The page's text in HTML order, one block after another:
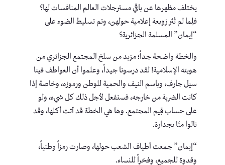
يختلف مظهرها عن باقي مسترجلات العالم المنافسات لها؟
فلِما لم تُثر زوبعة إعلامية حولهن، وتم تسليط الضوء على
“إيمان” المسلمة الجزائرية؟
والخطة واضحة جداً؛ مزيد من سلخ المجتمع الجزائري من
هويته الإسلامية! لقد درسونا جيداً، وعلموا أن العواطف فينا
سيل جارف، وباسم النيف والحمية للوطن ورموزه، وخاصة إذا
كانت الضربة من خارجه، فسنفعل لأجل ذلك كل شيء، ولو
على حساب قِيم المجتمع. وها هي الخطة قد آتت أكلها، وقد
نالوا منّا بجدارة.
“إيمان” جمعت أطياف الشعب حولها، وصارت رمزاً وطنياً،
وقدوة للجميع، وفخراً للنساء.